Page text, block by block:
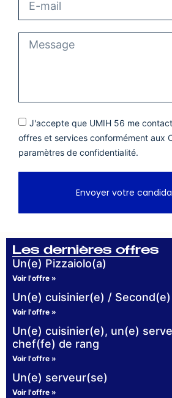
Les dernières offres
Un(e) Pizzaiolo(a)
Voir l'offre »
Un(e) cuisinier(e) /
Voir l'offre »
Un(e) cuisinier(e), un(e)
chef(fe) de rang
Voir l'offre »
Un(e) serveur(se)
Voir l'offre »
J'accepte que UMIH 56 me
offres et services conformément aux
paramètres de confidentialité.
Envoyer votre